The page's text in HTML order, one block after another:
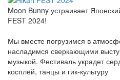
Moon Bunny устраивает
FEST 2024!
Мы вместе погрузимся в
насладимся сверкающими
музыкой. Фестиваль украдет
косплей, танцы и гик-культуру